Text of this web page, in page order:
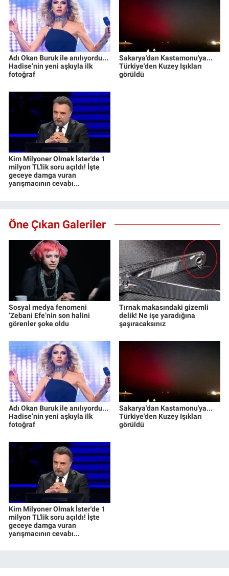
Adı Okan Buruk ile anılıyordu...
Hadise’nin yeni aşkıyla ilk
fotoğraf
Sakarya'dan Kastamonu'ya...
Türkiye'den Kuzey Işıkları
görüldü
Kim Milyoner Olmak İster'de 1
milyon TL'lik soru açıldı! İşte
geceye damga vuran
yarışmacının cevabı...
Öne Çıkan Galeriler
Sosyal medya fenomeni
‘Zebani Efe’nin son halini
görenler şoke oldu
Tırnak makasındaki gizemli
delik! Ne işe yaradığına
şaşıracaksınız
Adı Okan Buruk ile anılıyordu...
Hadise’nin yeni aşkıyla ilk
fotoğraf
Sakarya'dan Kastamonu'ya...
Türkiye'den Kuzey Işıkları
görüldü
Kim Milyoner Olmak İster'de 1
milyon TL'lik soru açıldı! İşte
geceye damga vuran
yarışmacının cevabı...